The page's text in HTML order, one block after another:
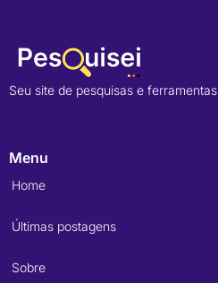
Seu site de pesquisas e ferramentas
Menu
Home
Últimas postagens
Sobre